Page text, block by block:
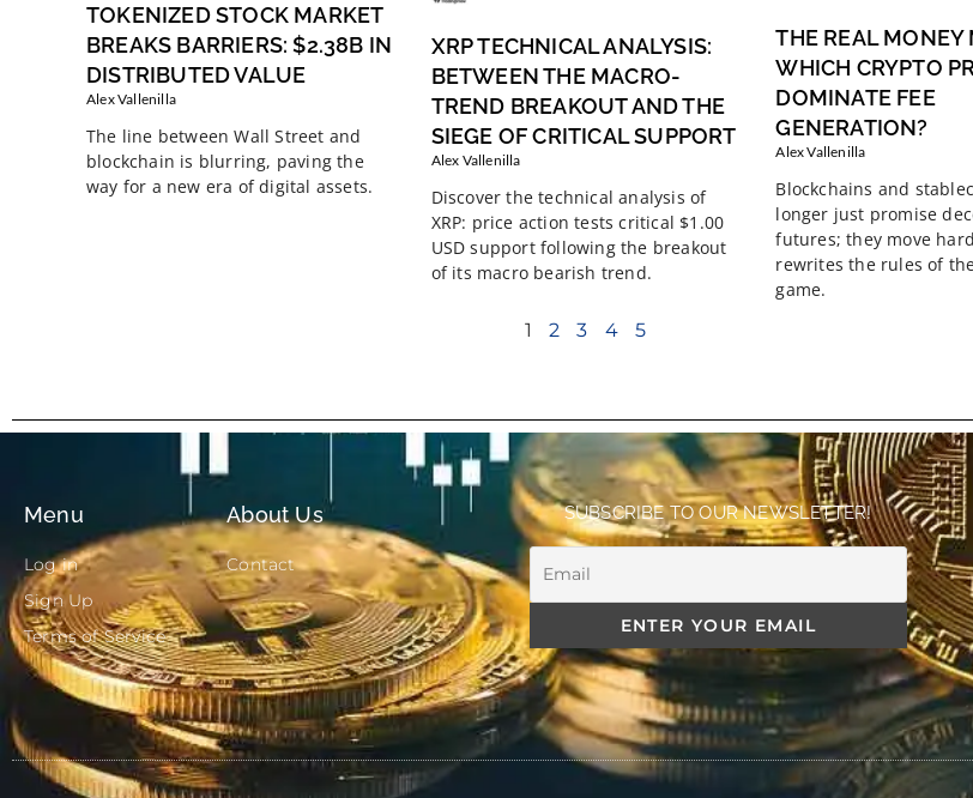
TOKENIZED STOCK MARKET
BREAKS BARRIERS: $2.38B IN
DISTRIBUTED VALUE
Alex Vallenilla
The line between Wall Street and
blockchain is blurring, paving the
way for a new era of digital assets.
XRP TECHNICAL ANALYSIS:
BETWEEN THE MACRO-
TREND BREAKOUT AND THE
SIEGE OF CRITICAL SUPPORT
Alex Vallenilla
Discover the technical analysis of
XRP: price action tests critical $1.00
USD support following the breakout
of its macro bearish trend.
THE REAL MONEY
WHICH CRYPTO
DOMINATE FEE
GENERATION?
Alex Vallenilla
Blockchains and
longer just promise
futures; they move
rewrites the rules of
game.
1
2 3 4 5
Menu
Log in
Sign Up
Terms of Service
About Us
Contact
SUBSCRIBE TO OUR NEWSLETTER!